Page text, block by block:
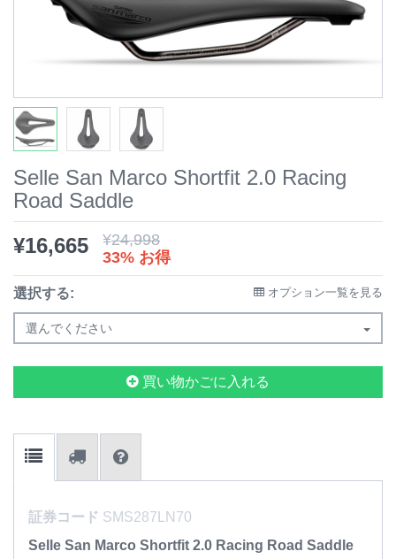
Selle San Marco Shortfit 2.0 Racing
Road Saddle
¥16,665 ¥24,998
33% お得
選択する: オプション一覧を見る
選んでください
買い物かごに入れる
証券コード SMS287LN70
Selle San Marco Shortfit 2.0 Racing Road Saddle